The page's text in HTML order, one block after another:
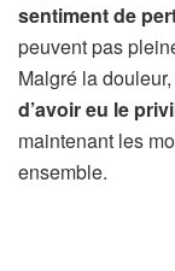
sentiment de
peuvent pas
Malgré la
d’avoir eu le
maintenant les
ensemble.